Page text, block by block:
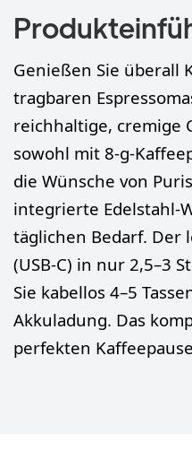
Genießen Sie überall
tragbaren
reichhaltige, cremige
sowohl mit 8-g-
die Wünsche von
integrierte Edelstahl-
täglichen Bedarf. Der
(USB-C) in nur 2,5–3
Sie kabellos 4–5
Akkuladung. Das
perfekten